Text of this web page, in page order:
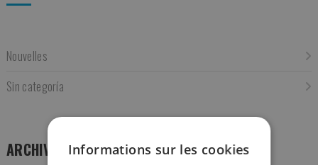
Nouvelles
Sin categoría
ARCHIVES Informations sur les cookies